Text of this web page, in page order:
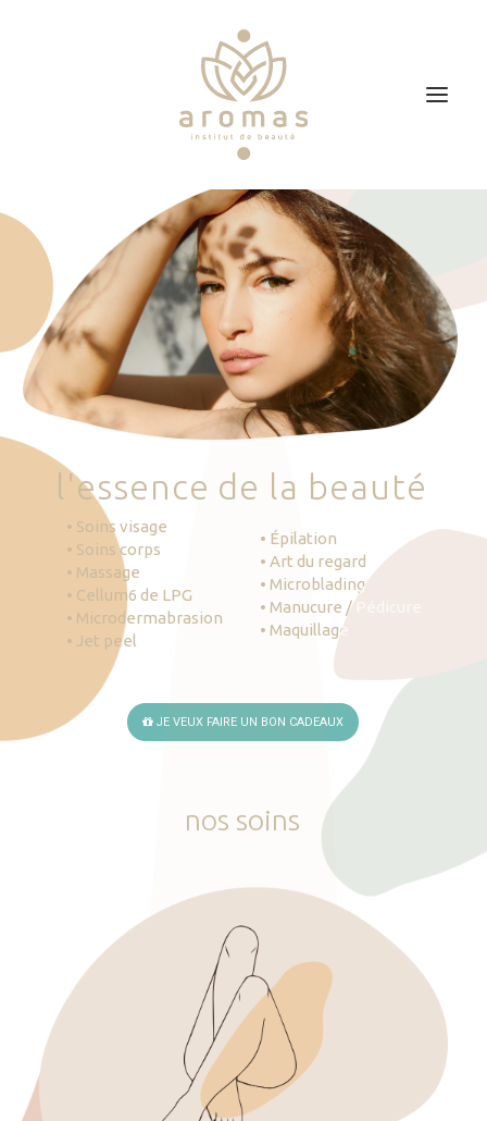
Soins
Je veux faire un bon cadeau
Plan d’accès
Prendre RDV
'essence de la beauté
• Soins visage
• Soins corps
• Massage
• Cellum6 de LPG
• Microdermabrasion
• Jet peel
• Épilation
• Art du regard
• Microblading
• Manucure / Pédicure
• Maquillage
JE VEUX FAIRE UN BON CADEAUX
nos soins